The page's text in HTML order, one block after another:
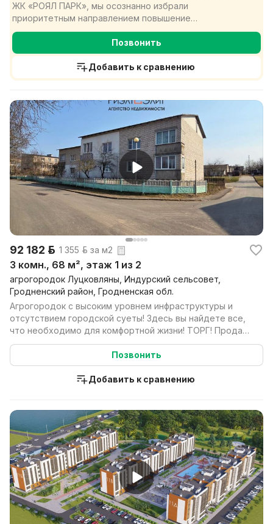
ЖК «РОЯЛ ПАРК», мы осознанно избрали
приоритетным направлением повышение
комфортности Вашего будущего жи...
Позвонить
Добавить к сравнению
92 182 р. 1 355 р. за м2
3 комн., 68 м², этаж 1 из 2
агрогородок Луцковляны, Индурский сельсовет,
Гродненский район, Гродненская обл.
Агрогородок с высоким уровнем инфраструктуры и
отсутствием городской суеты! Здесь вы найдете все,
что необходимо для комфортной жизни! ТОРГ! Продам
3...
Позвонить
Добавить к сравнению